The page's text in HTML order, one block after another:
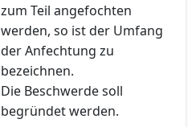
zum Teil angefochten
werden, so ist der Umfang
der Anfechtung zu
bezeichnen.
Die Beschwerde soll
begründet werden.